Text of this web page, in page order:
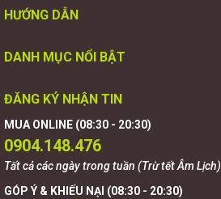
HƯỚNG DẪN
DANH MỤC NỔI BẬT
ĐĂNG KÝ NHẬN TIN
MUA ONLINE (08:30 - 20:30)
0904.148.476
Tất cả các ngày trong tuần (Trừ tết Âm Lịch)
GÓP Ý & KHIẾU NẠI (08:30 - 20:30)